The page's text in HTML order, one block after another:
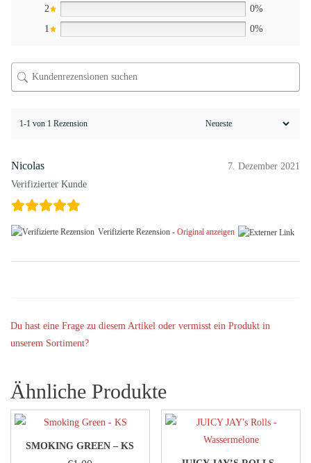
2
0%
1
0%
1-1 von 1 Rezension
Nicolas
Verifizierter Kunde
7. Dezember 2021
Verifizierte Rezension - Original anzeigen
Du hast eine Frage zu diesem Artikel oder vermisst ein Produkt in
unserem Sortiment?
Ähnliche Produkte
SMOKING GREEN – KS